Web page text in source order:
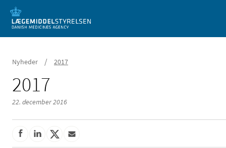
Mobil visning
Nyheder / 2017
2017
22. december 2016